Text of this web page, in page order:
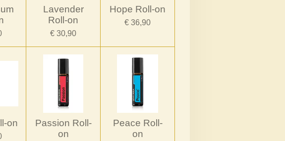
Lavender
Roll-on
€ 30,90
Hope Roll-on
€ 36,90
on
Passion Roll-
on
Peace Roll-
on